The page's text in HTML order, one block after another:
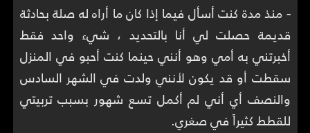
-منذ مدة كنت أسأل فيما إذا كان ما أراه له صلة بحادثة
قديمة حصلت لي أنا بالتحديد ، شيء واحد فقط
أخبرتني به أمي وهو أنني حينما كنت أحبو في المنزل
سقطت أو قد يكون لأنني ولدت في الشهر السادس
والنصف أي أني لم أكمل تسع شهور بسبب تربيتي
للقطط كثيراً في صغري.